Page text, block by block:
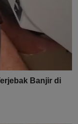
Banjir di